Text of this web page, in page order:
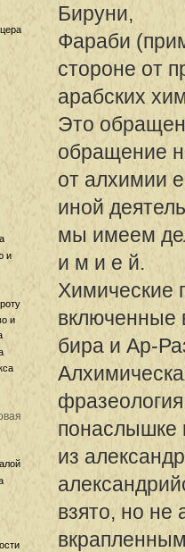
и
и
Бируни,
Фараби
стороне от
арабских
Это
обращение
от алхимии
иной
мы имеем
и м и е й.
Химические
включенные
бира и Ар-
понаслышке
из
взято, но не